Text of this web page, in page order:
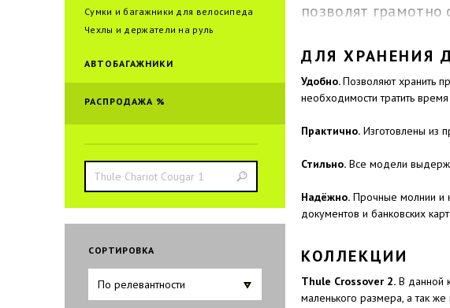
Сумки и багажники для велоcипеда
Чехлы и держатели на руль
АВТОБАГАЖНИКИ
РАСПРОДАЖА %
CОРТИРОВКА
По релевантности
позволят
с карманом
для удобной
защитит вашу
ДЛЯ ХРАНЕНИЯ
Удобно.Позволяют хранить
необходимости тратить
Практично. Изготовлены из
Стильно. Все модели
Надёжно. Прочные молнии и
документов и банковских
КОЛЛЕКЦИИ
Thule Crossover 2. В данной
маленького размера, а так